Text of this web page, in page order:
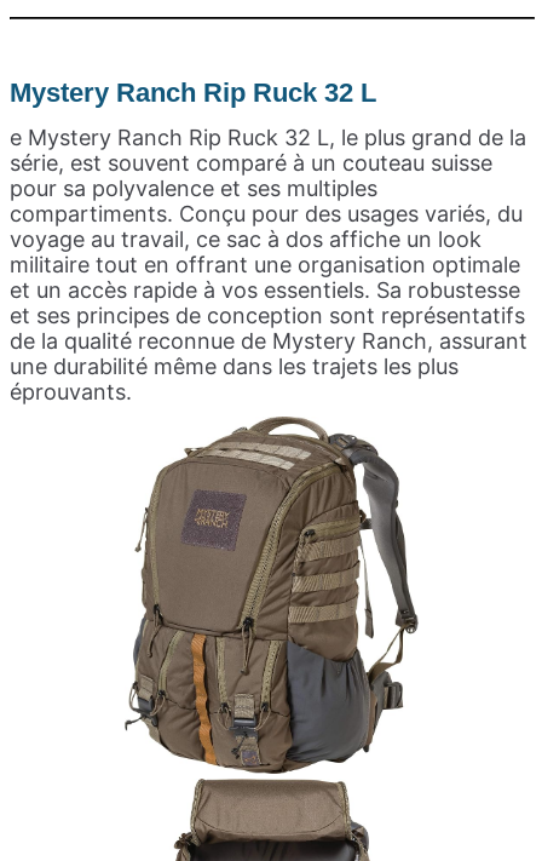
Mystery Ranch Rip Ruck 32 L
e Mystery Ranch Rip Ruck 32 L, le plus grand de la
série, est souvent comparé à un couteau suisse
pour sa polyvalence et ses multiples
compartiments. Conçu pour des usages variés, du
voyage au travail, ce sac à dos affiche un look
militaire tout en offrant une organisation optimale
et un accès rapide à vos essentiels. Sa robustesse
et ses principes de conception sont représentatifs
de la qualité reconnue de Mystery Ranch, assurant
une durabilité même dans les trajets les plus
éprouvants.